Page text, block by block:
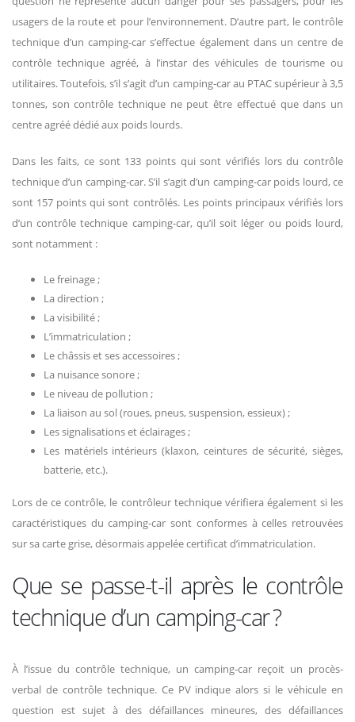
usagers de la route et pour l’environnement. D’autre part, le contrôle
technique d’un camping-car s’effectue également dans un centre de
contrôle technique agréé, à l’instar des véhicules de tourisme ou
utilitaires. Toutefois, s’il s’agit d’un camping-car au PTAC supérieur à 3,5
tonnes, son contrôle technique ne peut être effectué que dans un
centre agréé dédié aux poids lourds.
Dans les faits, ce sont 133 points qui sont vérifiés lors du contrôle
technique d’un camping-car. S’il s’agit d’un camping-car poids lourd, ce
sont 157 points qui sont contrôlés. Les points principaux vérifiés lors
d’un contrôle technique camping-car, qu’il soit léger ou poids lourd,
sont notamment :
Le freinage ;
La direction ;
La visibilité ;
L’immatriculation ;
Le châssis et ses accessoires ;
La nuisance sonore ;
Le niveau de pollution ;
La liaison au sol (roues, pneus, suspension, essieux) ;
Les signalisations et éclairages ;
Les matériels intérieurs (klaxon, ceintures de sécurité, sièges,
batterie, etc.).
Lors de ce contrôle, le contrôleur technique vérifiera également si les
caractéristiques du camping-car sont conformes à celles retrouvées
sur sa carte grise, désormais appelée certificat d’immatriculation.
Que se passe-t-il après le contrôle
technique d’un camping-car ?
À l’issue du contrôle technique, un camping-car reçoit un procès-
verbal de contrôle technique. Ce PV indique alors si le véhicule en
question est sujet à des défaillances mineures, des défaillances